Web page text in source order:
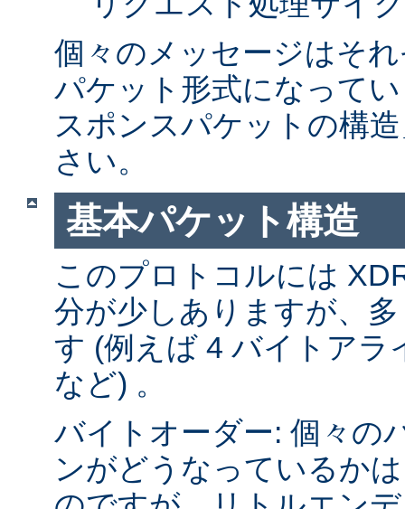
個々のメッセージはそ
パケット形式になって
スポンスパケットの構
さい。
基本パケット構造
このプロトコルには
分が少しありますが、
す (例えば 4 バイトアラ
など) 。
バイトオーダー: 個々の
ンがどうなっているか